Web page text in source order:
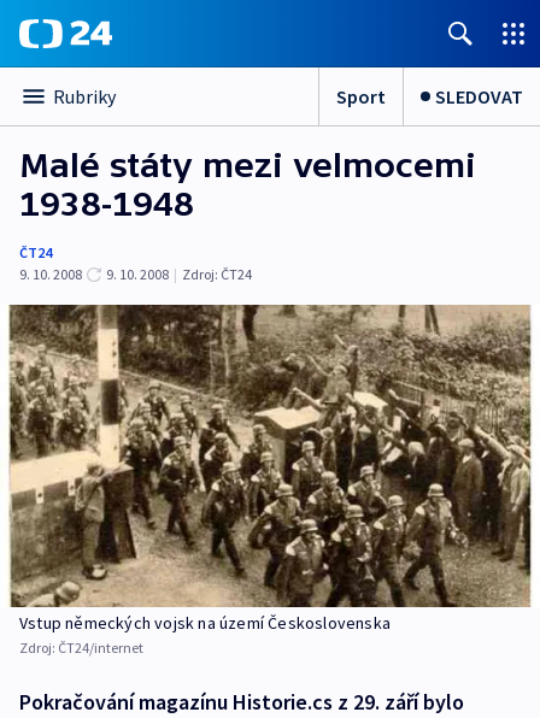
Rubriky Sport SLEDOVAT
Malé státy mezi velmocemi
1938-1948
ČT24
9. 10. 2008
9. 10. 2008 | Zdroj: ČT24
Vstup německých vojsk na území Československa
Zdroj: ČT24/internet
Pokračování magazínu Historie.cs z 29. září bylo